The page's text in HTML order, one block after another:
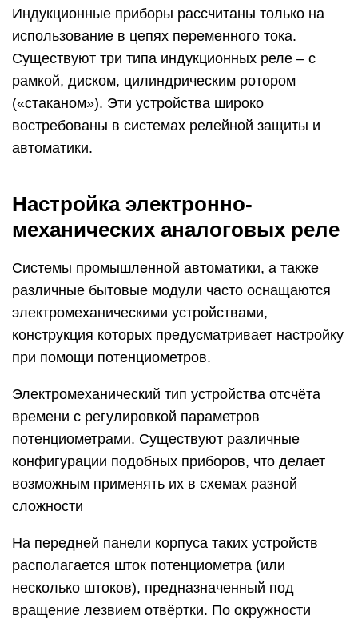
Индукционные приборы рассчитаны только на
использование в цепях переменного тока.
Существуют три типа индукционных реле – с
рамкой, диском, цилиндрическим ротором
(«стаканом»). Эти устройства широко
востребованы в системах релейной защиты и
автоматики.
Настройка электронно-
механических аналоговых реле
Системы промышленной автоматики, а также
различные бытовые модули часто оснащаются
электромеханическими устройствами,
конструкция которых предусматривает настройку
при помощи потенциометров.
Электромеханический тип устройства отсчёта
времени с регулировкой параметров
потенциометрами. Существуют различные
конфигурации подобных приборов, что делает
возможным применять их в схемах разной
сложности
На передней панели корпуса таких устройств
располагается шток потенциометра (или
несколько штоков), предназначенный под
вращение лезвием отвёртки. По окружности